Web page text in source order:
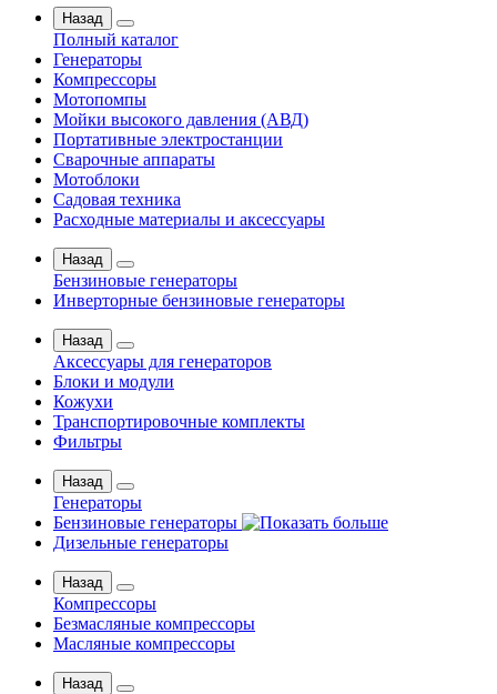
Назад
Полный каталог
Генераторы
Компрессоры
Мотопомпы
Мойки высокого давления (АВД)
Портативные электростанции
Сварочные аппараты
Мотоблоки
Садовая техника
Расходные материалы и аксессуары
Назад
Бензиновые генераторы
Инверторные бензиновые генераторы
Назад
Аксессуары для генераторов
Блоки и модули
Кожухи
Транспортировочные комплекты
Фильтры
Назад
Генераторы
Бензиновые генераторы
Дизельные генераторы
Назад
Компрессоры
Безмасляные компрессоры
Масляные компрессоры
Назад